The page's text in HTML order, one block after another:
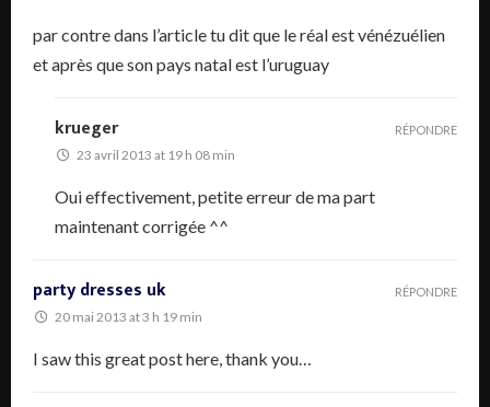
par contre dans l’article tu dit que le réal est vénézuélien
et après que son pays natal est l’uruguay
krueger
23 avril 2013 at 19 h 08 min
Oui effectivement, petite erreur de ma part
maintenant corrigée ^^
RÉPONDRE
party dresses uk
20 mai 2013 at 3 h 19 min
I saw this great post here, thank you…
RÉPONDRE